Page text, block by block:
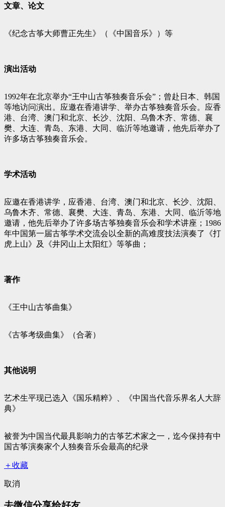
文章、论文
《纪念古筝大师曹正先生》（《中国音乐》）等
演出活动
1992年在北京举办“王中山古筝独奏音乐会”；曾赴日本、韩国
等地访问演出。应邀在香港讲学、举办古筝独奏音乐会。应香
港、台湾、澳门和北京、长沙、沈阳、乌鲁木齐、常德、襄
樊、大连、青岛、东港、大同、临沂等地邀请，他先后举办了
许多场古筝独奏音乐会。
学术活动
应邀在香港讲学，应香港、台湾、澳门和北京、长沙、沈阳、
乌鲁木齐、常德、襄樊、大连、青岛、东港、大同、临沂等地
邀请，他先后举办了许多场古筝独奏音乐会和学术讲座；1986
年中国第一届古筝学术交流会以全新的高难度技法演奏了《打
虎上山》及《井冈山上太阳红》等筝曲；
著作
《王中山古筝曲集》
《古筝考级曲集》（合著）
其他说明
艺术生平现已选入《国乐精粹》、《中国当代音乐界名人大辞
典》
被誉为中国当代最具影响力的古筝艺术家之一，迄今保持有中
国古筝演奏家个人独奏音乐会最高的纪录
＋收藏
取消